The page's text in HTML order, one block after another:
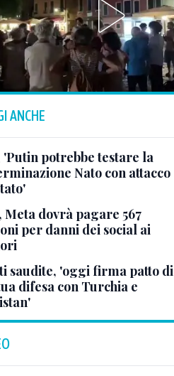
ANCHE
'Putin potrebbe testare la
Nato con attacco
Meta dovrà pagare 567
per danni dei social ai
saudite, 'oggi firma patto di
difesa con Turchia e